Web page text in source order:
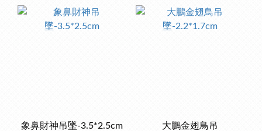
象鼻財神吊墜-3.5*2.5cm
大鵬金翅鳥吊